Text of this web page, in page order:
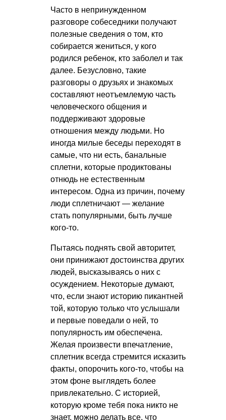
Часто в непринужденном
разговоре собеседники получают
полезные сведения о том, кто
собирается жениться, у кого
родился ребенок, кто заболел и так
далее. Безусловно, такие
разговоры о друзьях и знакомых
составляют неотъемлемую часть
человеческого общения и
поддерживают здоровые
отношения между людьми. Но
иногда милые беседы переходят в
самые, что ни есть, банальные
сплетни, которые продиктованы
отнюдь не естественным
интересом. Одна из причин, почему
люди сплетничают — желание
стать популярными, быть лучше
кого-то.
Пытаясь поднять свой авторитет,
они принижают достоинства других
людей, высказываясь о них с
осуждением. Некоторые думают,
что, если знают историю пикантней
той, которую только что услышали
и первые поведали о ней, то
популярность им обеспечена.
Желая произвести впечатление,
сплетник всегда стремится исказить
факты, опорочить кого-то, чтобы на
этом фоне выглядеть более
привлекательно. С историей,
которую кроме тебя пока никто не
знает, можно делать все, что